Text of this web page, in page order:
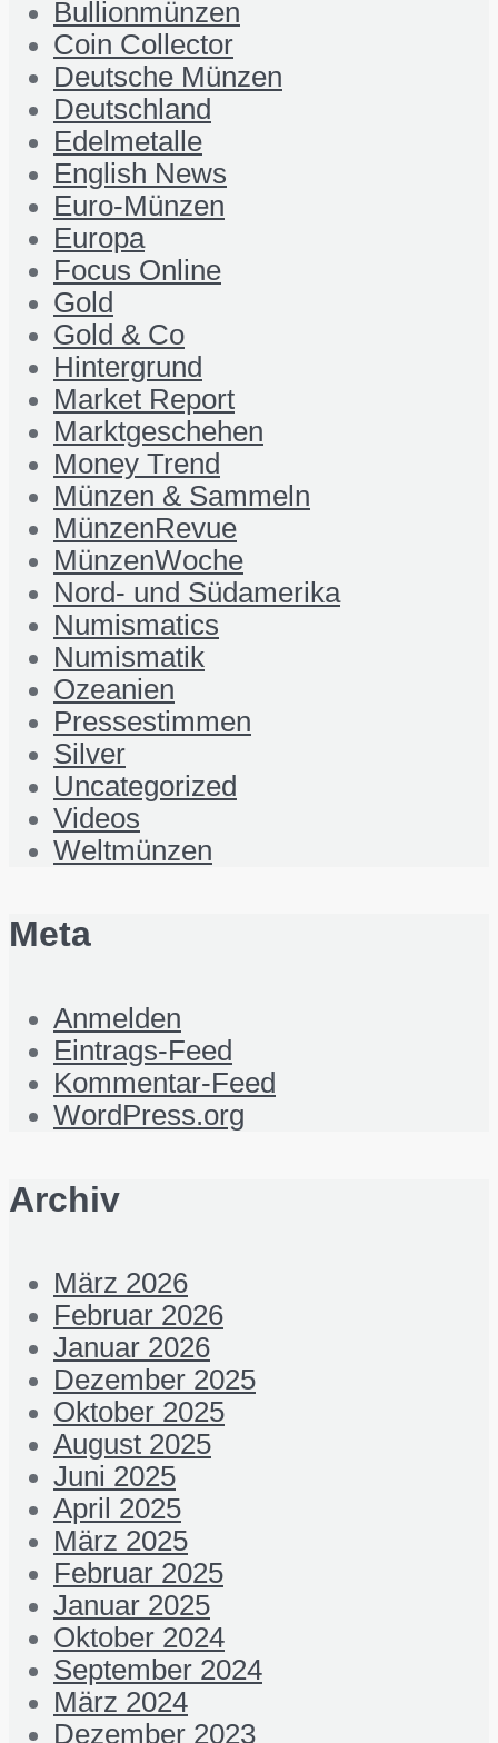
Bullionmünzen
Coin Collector
Deutsche Münzen
Deutschland
Edelmetalle
English News
Euro-Münzen
Europa
Focus Online
Gold
Gold & Co
Hintergrund
Market Report
Marktgeschehen
Money Trend
Münzen & Sammeln
MünzenRevue
MünzenWoche
Nord- und Südamerika
Numismatics
Numismatik
Ozeanien
Pressestimmen
Silver
Uncategorized
Videos
Weltmünzen
Meta
Anmelden
Eintrags-Feed
Kommentar-Feed
WordPress.org
Archiv
März 2026
Februar 2026
Januar 2026
Dezember 2025
Oktober 2025
August 2025
Juni 2025
April 2025
März 2025
Februar 2025
Januar 2025
Oktober 2024
September 2024
März 2024
Dezember 2023